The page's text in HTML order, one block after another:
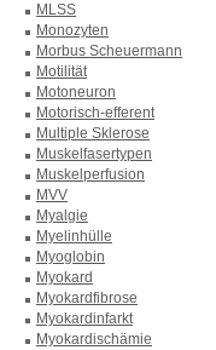
MLSS
Monozyten
Morbus Scheuermann
Motilität
Motoneuron
Motorisch-efferent
Multiple Sklerose
Muskelfasertypen
Muskelperfusion
MVV
Myalgie
Myelinhülle
Myoglobin
Myokard
Myokardfibrose
Myokardinfarkt
Myokardischämie